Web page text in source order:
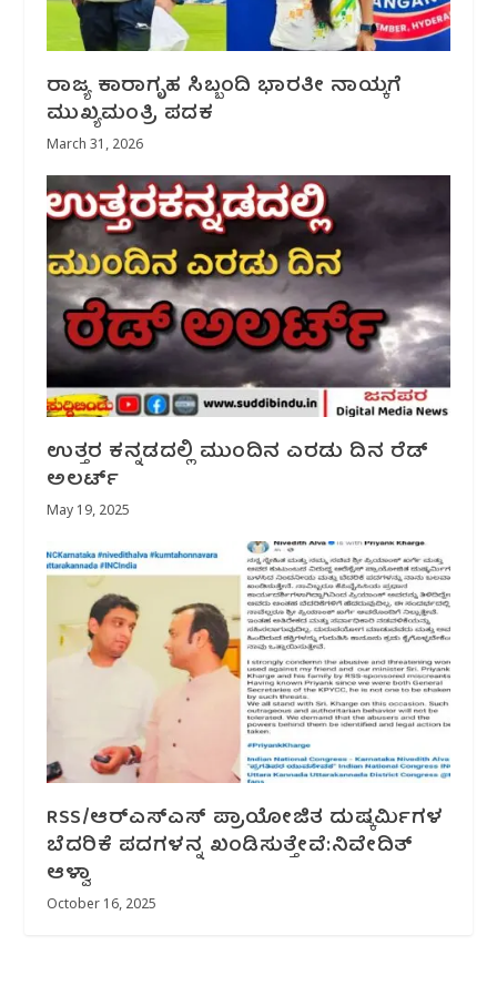
ರಾಜ್ಯ ಕಾರಾಗೃಹ ಸಿಬ್ಬಂದಿ ಭಾರತೀ ನಾಯ್ಕಗೆ
ಮುಖ್ಯಮಂತ್ರಿ ಪದಕ
March 31, 2026
ಉತ್ತರ ಕನ್ನಡದಲ್ಲಿ ಮುಂದಿನ ಎರಡು ದಿನ ರೆಡ್
ಅಲರ್ಟ್
May 19, 2025
RSS/ಆರ್‌ಎಸ್‌ಎಸ್ ಪ್ರಾಯೋಜಿತ ದುಷ್ಕರ್ಮಿಗಳ
ಬೆದರಿಕೆ ಪದಗಳನ್ನ ಖಂಡಿಸುತ್ತೇವೆ:ನಿವೇದಿತ್
ಆಳ್ವಾ
October 16, 2025